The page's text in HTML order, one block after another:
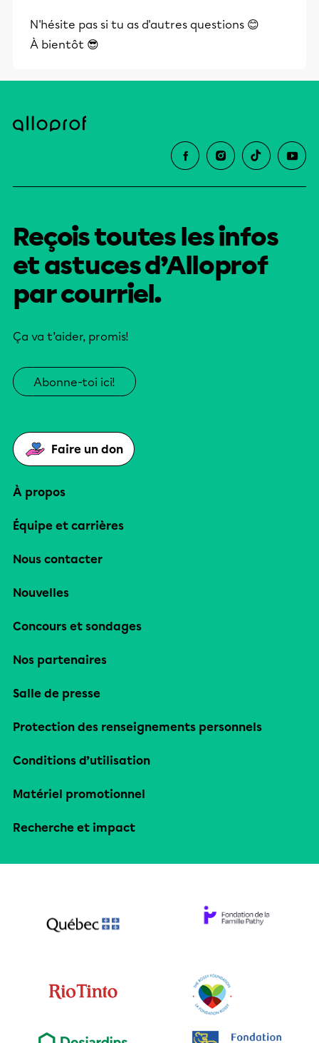
éducative.
N'hésite pas si tu as d'autres questions 😊
À bientôt 😎
Reçois toutes les infos
et astuces d’Alloprof
par courriel.
Ça va t’aider, promis!
Abonne-toi ici!
Faire un don
À propos
Équipe et carrières
Nous contacter
Nouvelles
Concours et sondages
Nos partenaires
Salle de presse
Protection des renseignements personnels
Conditions d’utilisation
Matériel promotionnel
Recherche et impact